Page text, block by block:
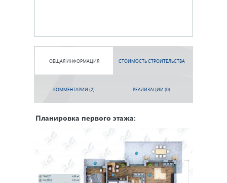
ОБЩАЯ ИНФОРМАЦИЯ СТОИМОСТЬ СТРОИТЕЛЬСТВА
КОММЕНТАРИИ (2) РЕАЛИЗАЦИИ (0)
Планировка первого этажа: